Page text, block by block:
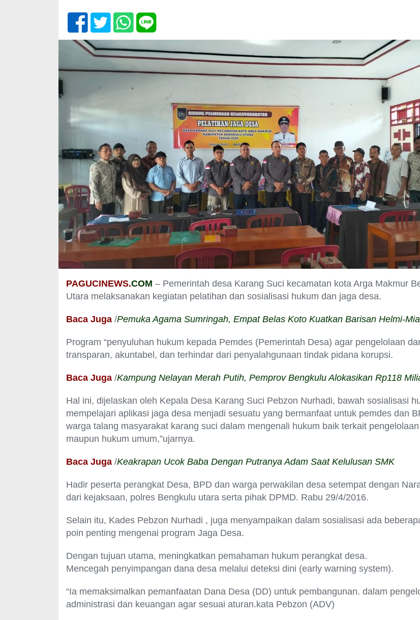
PAGUCINEWS.COM – Pemerintah desa Karang Suci kecamatan kota Arga Makmur
Utara melaksanakan kegiatan pelatihan dan sosialisasi hukum dan jaga desa.
Baca Juga /Pemuka Agama Sumringah, Empat Belas Koto Kuatkan Barisan Helmi-
Program “penyuluhan hukum kepada Pemdes (Pemerintah Desa) agar pengelolaan
transparan, akuntabel, dan terhindar dari penyalahgunaan tindak pidana korupsi.
Baca Juga/Kampung Nelayan Merah Putih, Pemprov Bengkulu Alokasikan Rp118
Hal ini, dijelaskan oleh Kepala Desa Karang Suci Pebzon Nurhadi, bawah sosialisasi
mempelajari aplikasi jaga desa menjadi sesuatu yang bermanfaat untuk pemdes dan
warga talang masyarakat karang suci dalam mengenali hukum baik terkait
maupun hukum umum,”ujarnya.
Baca Juga/Keakrapan Ucok Baba Dengan Putranya Adam Saat Kelulusan SMK
Hadir peserta perangkat Desa, BPD dan warga perwakilan desa setempat dengan
dari kejaksaan, polres Bengkulu utara serta pihak DPMD. Rabu 29/4/2016.
Selain itu, Kades Pebzon Nurhadi , juga menyampaikan dalam sosialisasi ada
poin penting mengenai program Jaga Desa.
Dengan tujuan utama, meningkatkan pemahaman hukum perangkat desa.
Mencegah penyimpangan dana desa melalui deteksi dini (early warning system).
“Ia memaksimalkan pemanfaatan Dana Desa (DD) untuk pembangunan. dalam
administrasi dan keuangan agar sesuai aturan.kata Pebzon (ADV)